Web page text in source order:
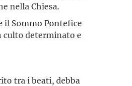
nella Chiesa.
il Sommo Pontefice
culto determinato e
tra i beati, debba